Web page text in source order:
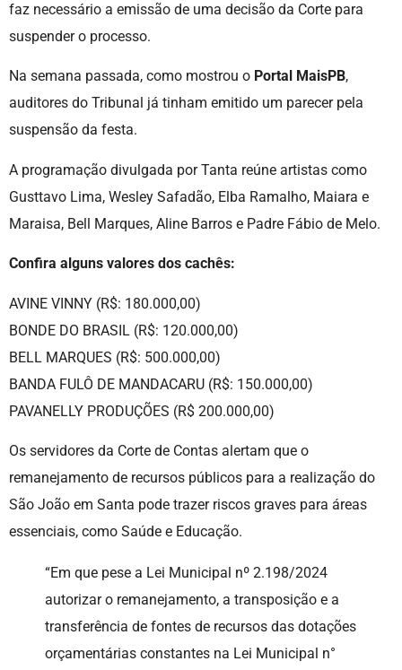
faz necessário a emissão de uma decisão da Corte para
suspender o processo.
Na semana passada, como mostrou o Portal MaisPB,
auditores do Tribunal já tinham emitido um parecer pela
suspensão da festa.
A programação divulgada por Tanta reúne artistas como
Gusttavo Lima, Wesley Safadão, Elba Ramalho, Maiara e
Maraisa, Bell Marques, Aline Barros e Padre Fábio de Melo.
Confira alguns valores dos cachês:
AVINE VINNY (R$: 180.000,00)
BONDE DO BRASIL (R$: 120.000,00)
BELL MARQUES (R$: 500.000,00)
BANDA FULÔ DE MANDACARU (R$: 150.000,00)
PAVANELLY PRODUÇÕES (R$ 200.000,00)
Os servidores da Corte de Contas alertam que o
remanejamento de recursos públicos para a realização do
São João em Santa pode trazer riscos graves para áreas
essenciais, como Saúde e Educação.
“Em que pese a Lei Municipal nº 2.198/2024
autorizar o remanejamento, a transposição e a
transferência de fontes de recursos das dotações
orçamentárias constantes na Lei Municipal n°